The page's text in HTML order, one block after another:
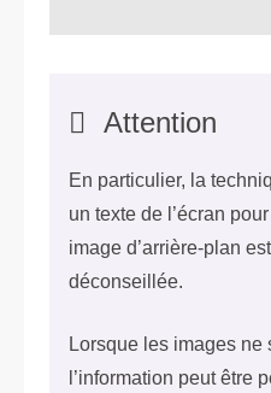
Attention
En particulier, la
un texte de l’écran
image d’arrière-plan
déconseillée.
Lorsque les images ne
l’information peut être